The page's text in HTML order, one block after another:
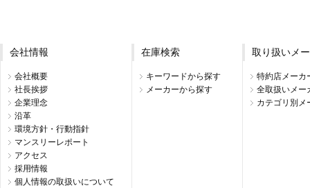
会社情報
会社概要
社長挨拶
企業理念
沿革
環境方針・行動指針
マンスリーレポート
アクセス
採用情報
個人情報の取扱いについて
在庫検索
キーワードから探す
メーカーから探す
取り扱いメ
特約店メーカ
全取扱いメー
カテゴリ別メ